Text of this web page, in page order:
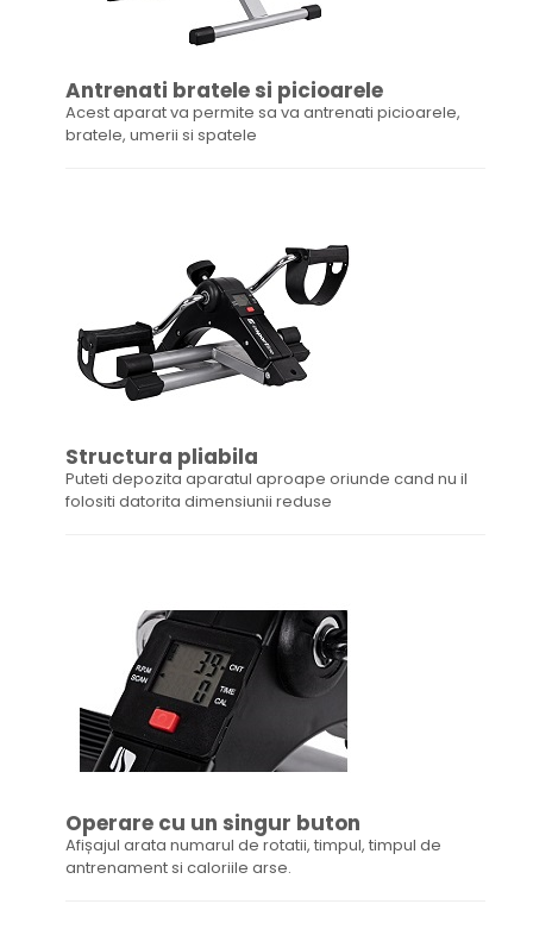
Antrenati bratele si picioarele
Acest aparat va permite sa va antrenati picioarele,
bratele, umerii si spatele
Structura pliabila
Puteti depozita aparatul aproape oriunde cand nu il
folositi datorita dimensiunii reduse
Operare cu un singur buton
Afișajul arata numarul de rotatii, timpul, timpul de
antrenament si caloriile arse.